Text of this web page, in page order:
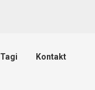
Tagi Kontakt